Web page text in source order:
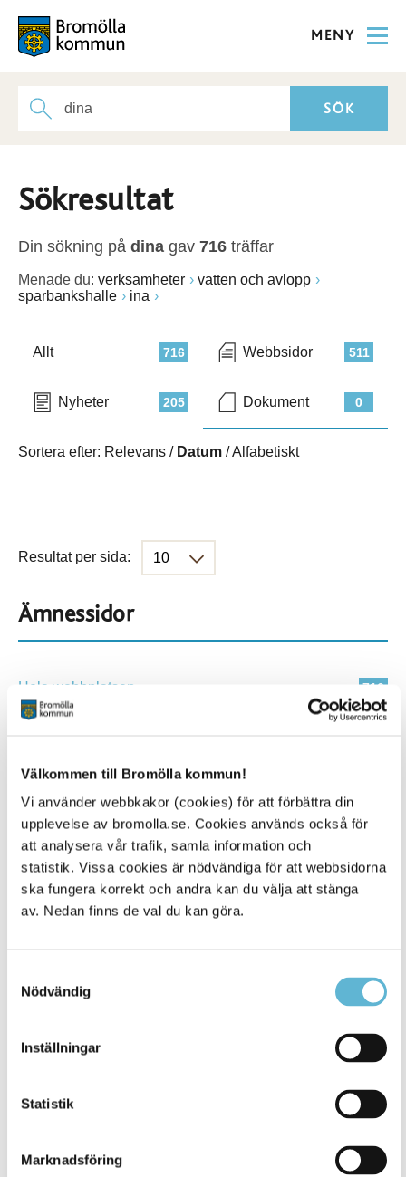
Välkommen till Bromölla kommun!
Vi använder webbkakor (cookies) för att förbättra din
upplevelse av bromolla.se. Cookies används också för
att analysera vår trafik, samla information och
statistik. Vissa cookies är nödvändiga för att webbsidorna
ska fungera korrekt och andra kan du välja att stänga
av. Nedan finns de val du kan göra.
Nödvändig
Inställningar
Statistik
Marknadsföring
MENY
Sökresultat
Din sökning på dina gav 716 träffar
Menade du: verksamheter
vatten och avlopp
sparbankshalle
ina
716
Allt 511
Webbsidor
205
Nyheter 0
Dokument
Sortera efter: Relevans / Datum /Alfabetiskt
Resultat per sida:
Ämnessidor
716
Hela webbplatsen
716
Alla platser
KONTAKT
Besöksadress
Box 18, 295 21 Bromölla